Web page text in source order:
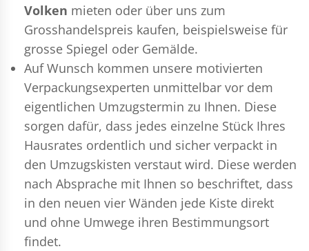
Volken mieten oder über uns zum
Grosshandelspreis kaufen, beispielsweise für
grosse Spiegel oder Gemälde.
Auf Wunsch kommen unsere motivierten
Verpackungsexperten unmittelbar vor dem
eigentlichen Umzugstermin zu Ihnen. Diese
sorgen dafür, dass jedes einzelne Stück Ihres
Hausrates ordentlich und sicher verpackt in
den Umzugskisten verstaut wird. Diese werden
nach Absprache mit Ihnen so beschriftet, dass
in den neuen vier Wänden jede Kiste direkt
und ohne Umwege ihren Bestimmungsort
findet.